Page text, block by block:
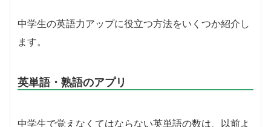
中学生の英語力アップに役立つ方法をいくつか紹介し
ます。
英単語・熟語のアプリ
中学生で覚えなくてはならない英単語の数は、以前よ